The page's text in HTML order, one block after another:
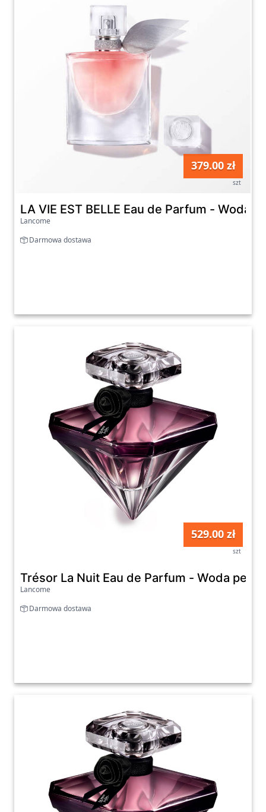
379.00 zł
szt
LA VIE EST BELLE Eau de Parfum - Woda
Lancome
Darmowa dostawa
529.00 zł
szt
Trésor La Nuit Eau de Parfum - Woda
Lancome
Darmowa dostawa